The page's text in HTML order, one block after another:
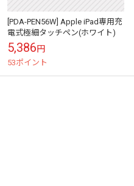
[PDA-PEN56W] Apple iPad専用充
電式極細タッチペン(ホワイト)
5,386円
53ポイント